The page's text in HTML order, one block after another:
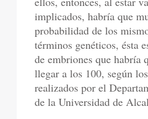
implicados, habría que
probabilidad de los
términos genéticos, ésta
de embriones que habría
llegar a los 100, según
realizados por el
de la Universidad de